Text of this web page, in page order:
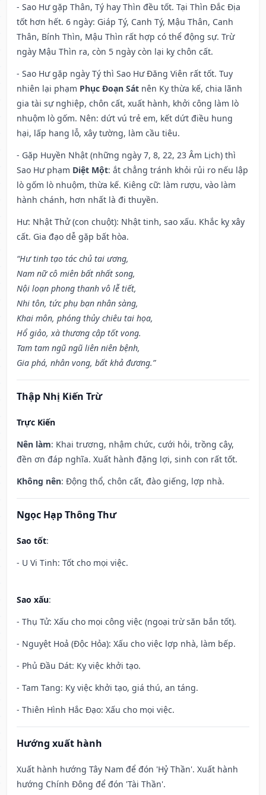
- Sao Hư gặp Thân, Tý hay Thìn đều tốt. Tại Thìn Đắc Địa
tốt hơn hết. 6 ngày: Giáp Tý, Canh Tý, Mậu Thân, Canh
Thân, Bính Thìn, Mậu Thìn rất hợp có thể động sự. Trừ
ngày Mậu Thìn ra, còn 5 ngày còn lại kỵ chôn cất.
- Sao Hư gặp ngày Tý thì Sao Hư Đăng Viên rất tốt. Tuy
nhiên lại phạm Phục Đoạn Sát nên Kỵ thừa kế, chia lãnh
gia tài sự nghiệp, chôn cất, xuất hành, khởi công làm lò
nhuộm lò gốm. Nên: dứt vú trẻ em, kết dứt điều hung
hại, lấp hang lỗ, xây tường, làm cầu tiêu.
- Gặp Huyền Nhật (những ngày 7, 8, 22, 23 Âm Lịch) thì
Sao Hư phạm Diệt Một: ắt chẳng tránh khỏi rủi ro nếu lập
lò gốm lò nhuộm, thừa kế. Kiêng cữ: làm rượu, vào làm
hành chánh, hơn nhất là đi thuyền.
Hư: Nhật Thử (con chuột): Nhật tinh, sao xấu. Khắc kỵ xây
cất. Gia đạo dễ gặp bất hòa.
“Hư tinh tạo tác chủ tai ương,
Nam nữ cô miên bất nhất song,
Nội loạn phong thanh vô lễ tiết,
Nhi tôn, tức phụ bạn nhân sàng,
Khai môn, phóng thủy chiêu tai họa,
Hổ giảo, xà thương cập tốt vong.
Tam tam ngũ ngũ liên niên bệnh,
Gia phá, nhân vong, bất khả đương.”
Thập Nhị Kiến Trừ
Trực Kiến
Nên làm: Khai trương, nhậm chức, cưới hỏi, trồng cây,
đền ơn đáp nghĩa. Xuất hành đặng lợi, sinh con rất tốt.
Không nên: Động thổ, chôn cất, đào giếng, lợp nhà.
Ngọc Hạp Thông Thư
Sao tốt:
- U Vi Tinh: Tốt cho mọi việc.
Sao xấu:
- Thụ Tử: Xấu cho mọi công việc (ngoại trừ săn bắn tốt).
- Nguyệt Hoả (Độc Hỏa): Xấu cho việc lợp nhà, làm bếp.
- Phủ Đầu Dát: Kỵ việc khởi tạo.
- Tam Tang: Kỵ việc khởi tạo, giá thú, an táng.
- Thiên Hình Hắc Đạo: Xấu cho mọi việc.
Hướng xuất hành
Xuất hành hướng Tây Nam để đón 'Hỷ Thần'. Xuất hành
hướng Chính Đông để đón 'Tài Thần'.